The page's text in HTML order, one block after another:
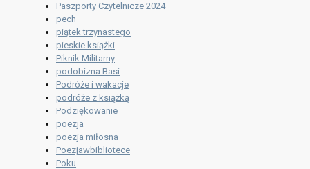
Paszporty Czytelnicze 2024
pech
piątek trzynastego
pieskie książki
Piknik Militarny
podobizna Basi
Podróże i wakacje
podróże z książką
Podziękowanie
poezja
poezja miłosna
Poezjawbibliotece
Poku